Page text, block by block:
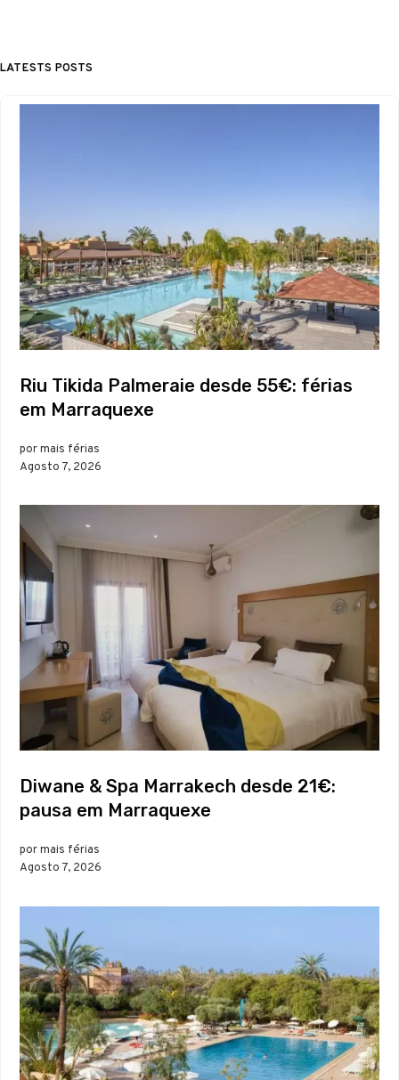
LATESTS POSTS
Riu Tikida Palmeraie desde 55€: férias
em Marraquexe
por mais férias
Agosto 7, 2026
Diwane & Spa Marrakech desde 21€:
pausa em Marraquexe
por mais férias
Agosto 7, 2026